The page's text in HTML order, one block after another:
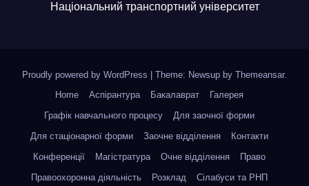
Національний транспортний університет
Proudly powered by WordPress Theme: Newsup by Themeansar.
Home
Аспірантура Бакалаврат
Галерея
Графік навчального процесу
Для заочної форми
Для стаціонарної форми
Заочне відділення
Контакти
Конференції
Магістратура Очне відділення
Право
Правоохоронна діяльність
Розклад Сілабуси та РНП